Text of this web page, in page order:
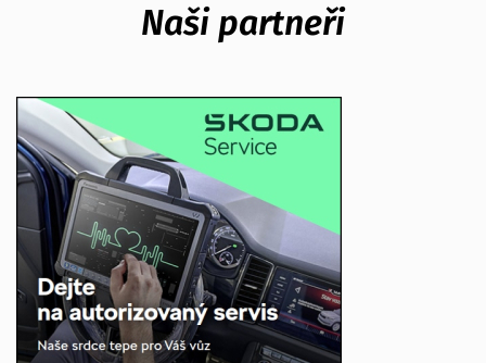
Naši partneři